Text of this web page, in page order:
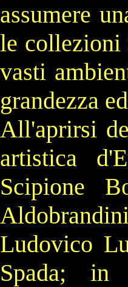
assumere
le collezioni
vasti
grandezza
All'aprirsi
artistica d'
Scipione
Ludovico
Spada; in